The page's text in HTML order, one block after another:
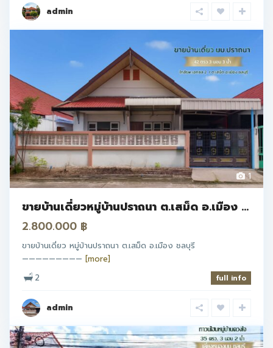
admin
1
ขายบ้านเดี่ยวหมู่บ้านปราถนา ต.เสม็ด อ.เมือง ...
2.800.000 ฿
ขายบ้านเดี่ยว หมู่บ้านปราถนา ต.เสม็ด อ.เมือง ชลบุรี
————————— [more]
2
full info
admin